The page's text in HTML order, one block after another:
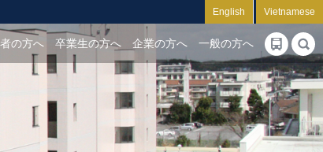
English Vietnamese
の方へ 卒業生の方へ 企業の方へ 一般の方へ